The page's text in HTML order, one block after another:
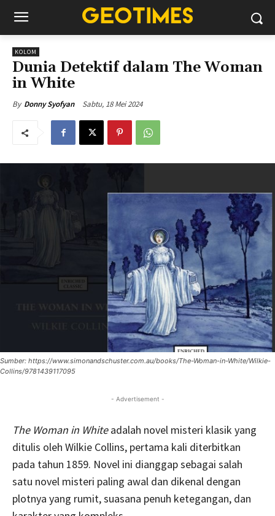
KOLOM
Dunia Detektif dalam The Woman
in White
By Donny Syofyan Sabtu, 18 Mei 2024
Sumber: https://www.simonandschuster.com.au/books/The-Woman-in-White/Wilkie-
Collins/9781439117095
- Advertisement -
The Woman in Whiteadalah novel misteri klasik yang
ditulis oleh Wilkie Collins, pertama kali diterbitkan
pada tahun 1859. Novel ini dianggap sebagai salah
satu novel misteri paling awal dan dikenal dengan
plotnya yang rumit, suasana penuh ketegangan, dan